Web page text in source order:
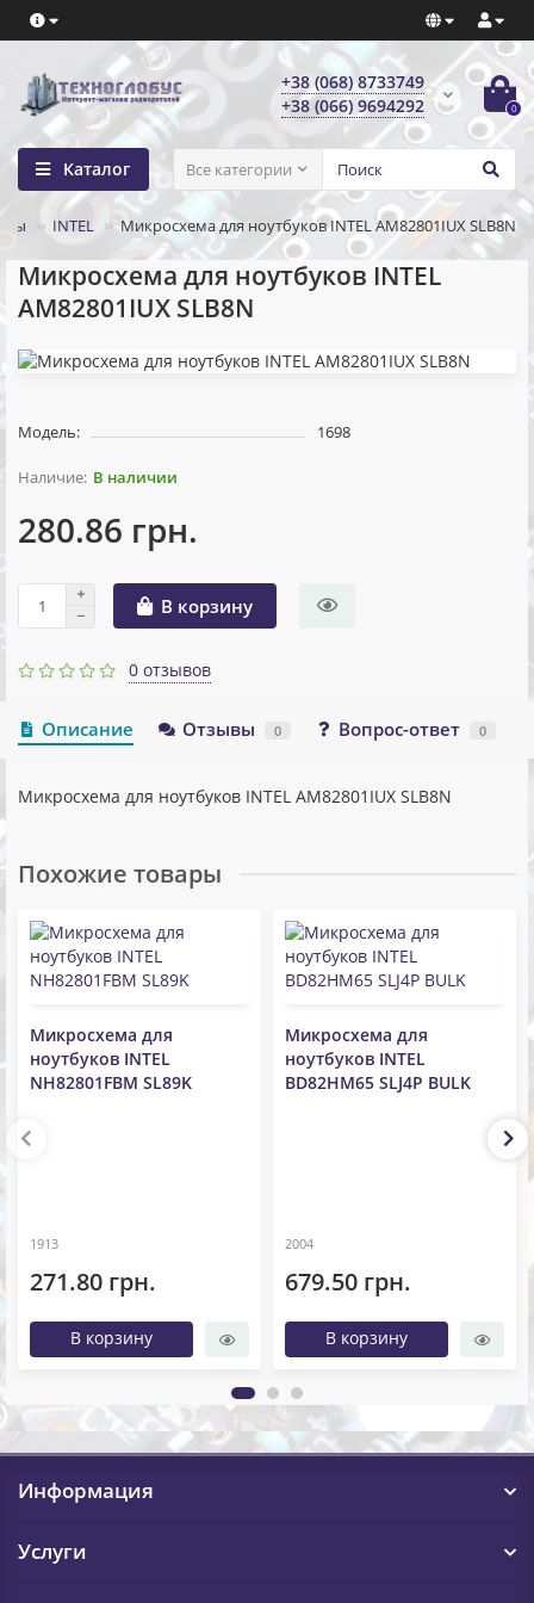
+38 (068) 8733749
+38 (066) 9694292
0
Каталог Все категории
INTEL Микросхема для ноутбуков INTEL AM82801IUX SLB8N
Микросхема для ноутбуков INTEL
AM82801IUX SLB8N
Модель: 1698
В наличии
280.86 грн.
В корзину
0 отзывов
Описание Отзывы 0 Вопрос-ответ 0
Микросхема для ноутбуков INTEL AM82801IUX SLB8N
Похожие товары
Микросхема для
ноутбуков INTEL
NH82801FBM SL89K
1913
271.80 грн.
В корзину
Микросхема для
ноутбуков INTEL
BD82HM65 SLJ4P BULK
2004
679.50 грн.
В корзину
Информация
Услуги